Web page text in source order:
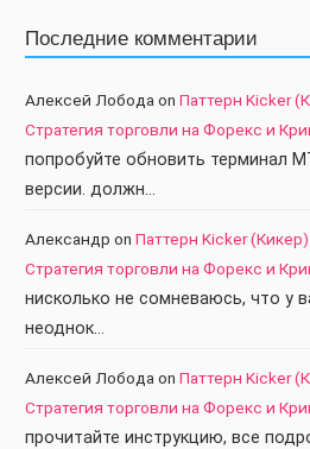
Последние комментарии
Алексей Лобода on Паттерн Kicker
Стратегия торговли на Форекс и
попробуйте обновить терминал
версии. должн…
Александр on Паттерн Kicker
Стратегия торговли на Форекс и
нисколько не сомневаюсь, что у
неоднок…
Алексей Лобода on Паттерн Kicker
Стратегия торговли на Форекс и
прочитайте инструкцию, все